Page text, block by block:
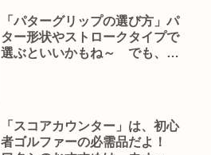
「パターグリップの選び方」パ
ター形状やストロークタイプで
選ぶといいかもね～ でも、最
「スコアカウンター」は、初心
者ゴルファーの必需品だよ！